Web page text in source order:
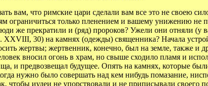
вам, что римские цари сделали вам все это не своею
ограничиться только пленением и вашему унижению не
же прекратили и (ряд) пророков? Ужели они отняли (у
XXVIII, 30) на камнях (одежды) священника? Начала
жертвы; жертвенник, конечно, был на земле, также и
вносил огонь в храм, но свыше сходило пламя и
и предвозвещал будущее. Опять на камнях, которые
нужно было совершать над кем нибудь помазание,
чтобы иудеи не упорствовали и не приписывали своего